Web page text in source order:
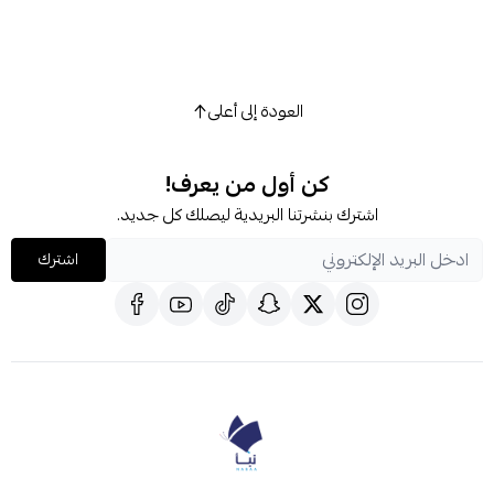
العودة إلى أعلى
كن أول من يعرف!
اشترك بنشرتنا البريدية ليصلك كل جديد.
اشترك